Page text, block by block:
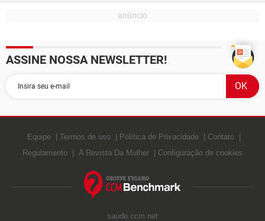
ASSINE NOSSA NEWSLETTER!
Equipe Termos de uso Política de Privacidade
Contato
Regulamento
A Revista Da Mulher Configuração de cookies
saude.ccm.net